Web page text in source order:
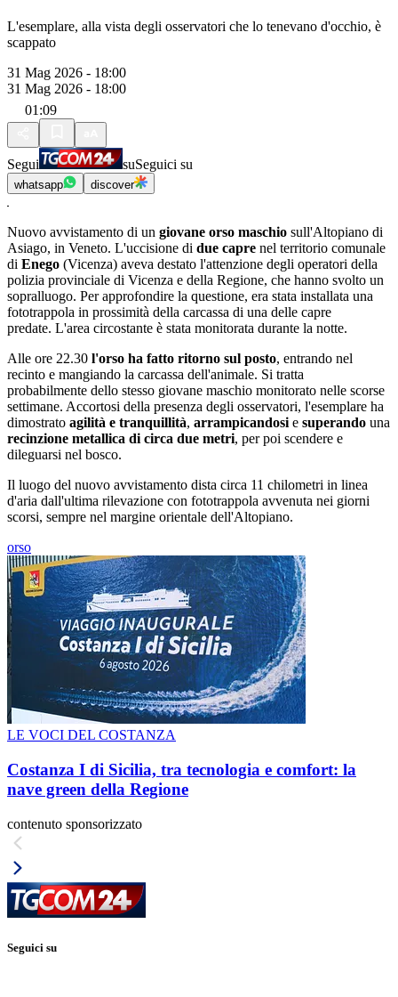
L'esemplare, alla vista degli osservatori che lo tenevano d'occhio, è
scappato
31 Mag 2026 - 18:00
31 Mag 2026 - 18:00
01:09
Segui suSeguici su
whatsapp discover
Nuovo avvistamento di un giovane orso maschio sull'Altopiano di
Asiago, in Veneto. L'uccisione di due capre nel territorio comunale
di Enego (Vicenza) aveva destato l'attenzione degli operatori della
polizia provinciale di Vicenza e della Regione, che hanno svolto un
sopralluogo. Per approfondire la questione, era stata installata una
fototrappola in prossimità della carcassa di una delle capre
predate. L'area circostante è stata monitorata durante la notte.
Alle ore 22.30 l'orso ha fatto ritorno sul posto, entrando nel
recinto e mangiando la carcassa dell'animale. Si tratta
probabilmente dello stesso giovane maschio monitorato nelle scorse
settimane. Accortosi della presenza degli osservatori, l'esemplare ha
dimostrato agilità e tranquillità, arrampicandosi e superando una
recinzione metallica di circa due metri, per poi scendere e
dileguarsi nel bosco.
Il luogo del nuovo avvistamento dista circa 11 chilometri in linea
d'aria dall'ultima rilevazione con fototrappola avvenuta nei giorni
scorsi, sempre nel margine orientale dell'Altopiano.
orso
LE VOCI DEL COSTANZA
Costanza I di Sicilia, tra tecnologia e comfort: la
nave green della Regione
contenuto sponsorizzato
Seguici su